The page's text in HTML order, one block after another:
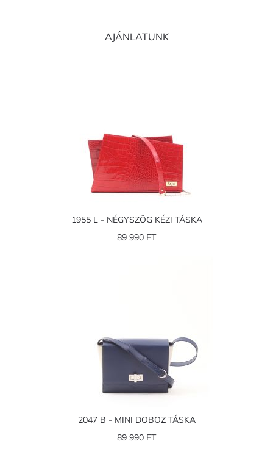
AJÁNLATUNK
1955 L - NÉGYSZÖG KÉZI TÁSKA
89 990 FT
2047 B - MINI DOBOZ TÁSKA
89 990 FT